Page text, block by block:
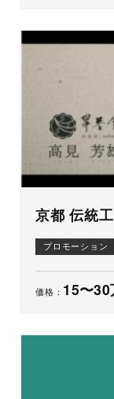
京都 伝統
プロモーション
価格： 15〜30